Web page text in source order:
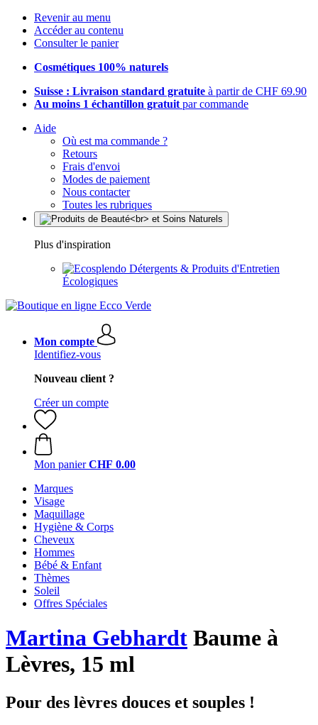
Revenir au menu
Accéder au contenu
Consulter le panier
Cosmétiques 100% naturels
Suisse : Livraison standard gratuite à partir de CHF 69.90
Au moins 1 échantillon gratuit par commande
Aide
Où est ma commande ?
Retours
Frais d'envoi
Modes de paiement
Nous contacter
Toutes les rubriques
Plus d'inspiration
Détergents & Produits d'Entretien
Écologiques
Mon compte
Identifiez-vous
Nouveau client ?
Créer un compte
Mon panier CHF 0.00
Marques
Visage
Maquillage
Hygiène & Corps
Cheveux
Hommes
Bébé & Enfant
Thèmes
Soleil
Offres Spéciales
Martina Gebhardt Baume à
Lèvres, 15 ml
Pour des lèvres douces et souples !